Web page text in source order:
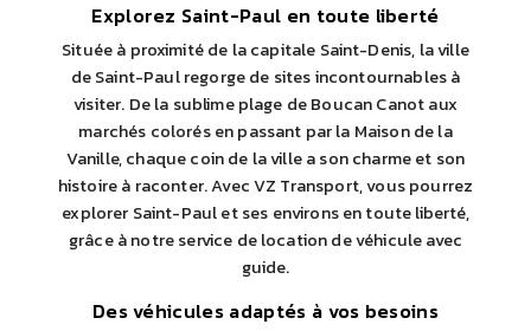
Explorez Saint-Paul en toute liberté
Située à proximité de la capitale Saint-Denis, la ville
de Saint-Paul regorge de sites incontournables à
visiter. De la sublime plage de Boucan Canot aux
marchés colorés en passant par la Maison de la
Vanille, chaque coin de la ville a son charme et son
histoire à raconter. Avec VZ Transport, vous pourrez
explorer Saint-Paul et ses environs en toute liberté,
grâce à notre service de location de véhicule avec
guide.
Des véhicules adaptés à vos besoins